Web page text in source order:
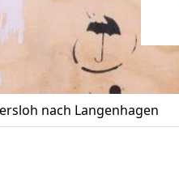
nach Langenhagen